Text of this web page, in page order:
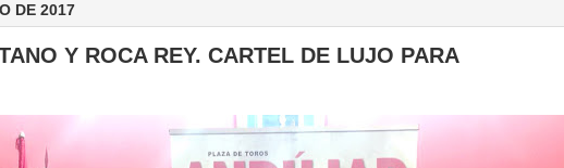
DE 2017
Y ROCA REY. CARTEL DE LUJO PARA